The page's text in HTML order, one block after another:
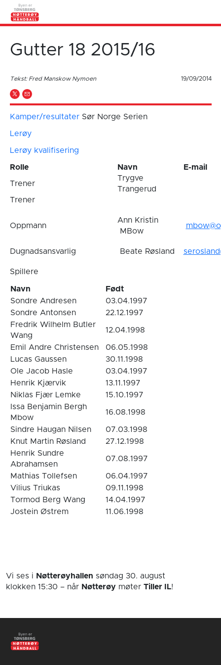
Gutter 18 2015/16
Tekst: Fred Manskow Nymoen 19/09/2014
Kamper/resultater Sør Norge Serien
Lerøy
Lerøy kvalifisering
Rolle Navn E-mail
Trener
Trygve
Trangerud
Trener
Oppmann
Ann Kristin
MBow
Dugnadsansvarlig Beate Røsland
Spillere
Navn
Født
Sondre Andresen
03.04.1997
Sondre Antonsen
22.12.1997
Fredrik Wilhelm Butler
Wang
12.04.1998
Emil Andre Christensen
06.05.1998
Lucas Gaussen
30.11.1998
Ole Jacob Hasle
03.04.1997
Henrik Kjærvik
13.11.1997
Niklas Fjær Lemke
15.10.1997
Issa Benjamin Bergh
Mbow
16.08.1998
Sindre Haugan Nilsen
07.03.1998
Knut Martin Røsland
27.12.1998
Henrik Sundre
Abrahamsen
07.08.1997
Mathias Tollefsen
06.04.1997
Vilius Triukas
09.11.1998
Tormod Berg Wang
14.04.1997
Jostein Østrem
11.06.1998
Vi ses i Nøtterøyhallen søndag 30. august
klokken 15:30 – når Nøtterøy møter Tiller IL!